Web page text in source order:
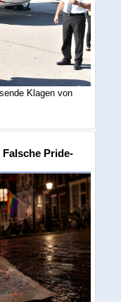
Klagen von
Pride-